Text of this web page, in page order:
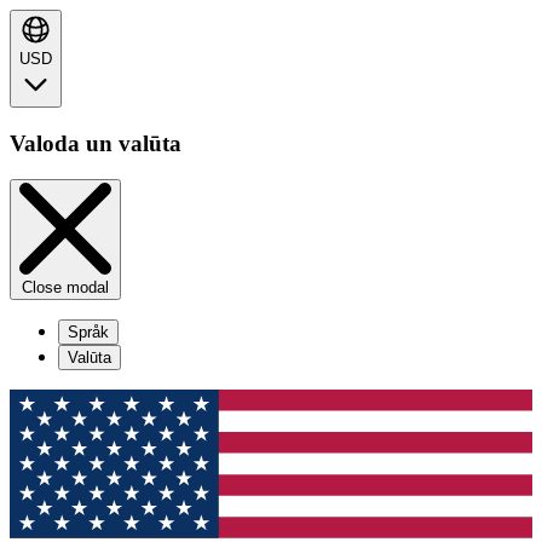
USD
Valoda un valūta
Close modal
Språk
Valūta